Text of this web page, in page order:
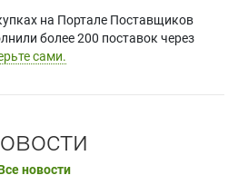
на Портале Поставщиков
более 200 поставок через
сами.
новости